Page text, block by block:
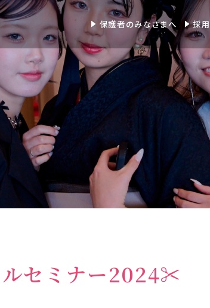
保護者のみなさまへ 採
セミナー2024✂